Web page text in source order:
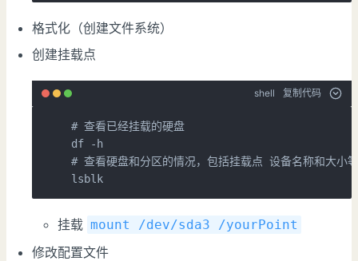
格式化（创建文件系统）
创建挂载点
shell 复制代码
# 查看已经挂载的硬盘
# 查看硬盘和分区的情况，包括挂载点 设备名称和大小
lsblk
挂载 mount /dev/sda3 /yourPoint
修改配置文件